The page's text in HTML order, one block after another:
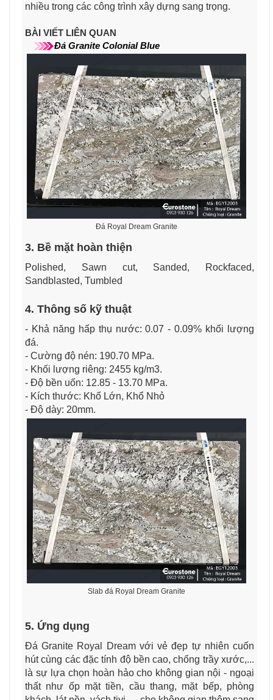
nhiều trong các công trình xây dựng sang trọng.
BÀI VIẾT LIÊN QUAN
Đá Granite Colonial Blue
Đá Royal Dream Granite
3. Bề mặt hoàn thiện
Polished, Sawn cut, Sanded, Rockfaced,
Sandblasted, Tumbled
4. Thông số kỹ thuật
- Khả năng hấp thụ nước: 0.07 - 0.09% khối lượng
đá.
- Cường độ nén: 190.70 MPa.
- Khối lượng riêng: 2455 kg/m3.
- Độ bền uốn: 12.85 - 13.70 MPa.
- Kích thước: Khổ Lớn, Khổ Nhỏ
- Độ dày: 20mm.
Slab đá Royal Dream Granite
5. Ứng dụng
Đá Granite Royal Dream với vẻ đẹp tự nhiên cuốn
hút cùng các đặc tính độ bền cao, chống trầy xước,...
là sự lựa chọn hoàn hảo cho không gian nội - ngoại
thất như ốp mặt tiền, cầu thang, mặt bếp, phòng